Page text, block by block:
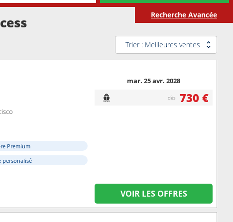
Recherche Avancée
Trier : Meilleures ventes
Premium
personalisé
mar. 25 avr. 2028
dès 730 €
VOIR LES OFFRES